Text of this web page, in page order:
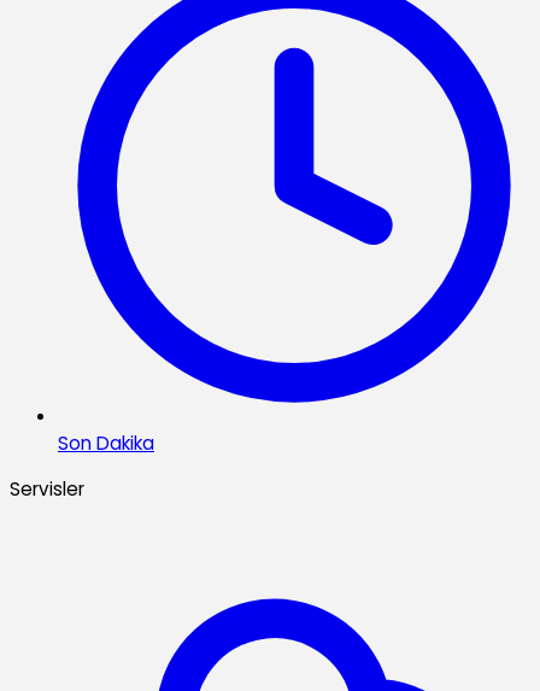
Son Dakika
Servisler